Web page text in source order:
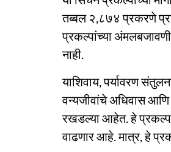
तब्बल २,८७४ प्रकरणे
प्रकल्पांच्या
नाही.
याशिवाय, पर्यावरण
वन्यजीवांचे अधिवास आणि
रखडल्या आहेत. हे प्रकल्प
वाढणार आहे. मात्र, हे